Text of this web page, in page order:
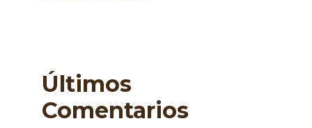
Últimos
Comentarios